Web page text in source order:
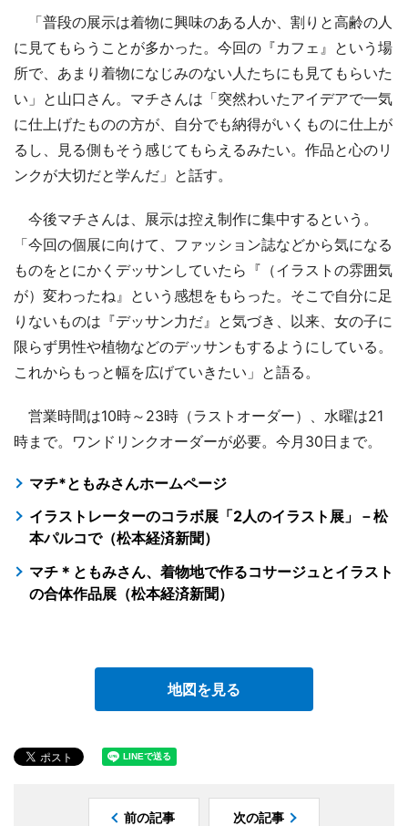
「普段の展示は着物に興味のある人か、割りと高齢の人
に見てもらうことが多かった。今回の『カフェ』という場
所で、あまり着物になじみのない人たちにも見てもらいた
い」と山口さん。マチさんは「突然わいたアイデアで一気
に仕上げたものの方が、自分でも納得がいくものに仕上が
るし、見る側もそう感じてもらえるみたい。作品と心のリ
ンクが大切だと学んだ」と話す。
今後マチさんは、展示は控え制作に集中するという。
「今回の個展に向けて、ファッション誌などから気になる
ものをとにかくデッサンしていたら『（イラストの雰囲気
が）変わったね』という感想をもらった。そこで自分に足
りないものは『デッサン力だ』と気づき、以来、女の子に
限らず男性や植物などのデッサンもするようにしている。
これからもっと幅を広げていきたい」と語る。
営業時間は10時～23時（ラストオーダー）、水曜は21
時まで。ワンドリンクオーダーが必要。今月30日まで。
マチ*ともみさんホームページ
イラストレーターのコラボ展「2人のイラスト展」－松
本パルコで（松本経済新聞）
マチ＊ともみさん、着物地で作るコサージュとイラスト
の合体作品展（松本経済新聞）
地図を見る
前の記事 次の記事